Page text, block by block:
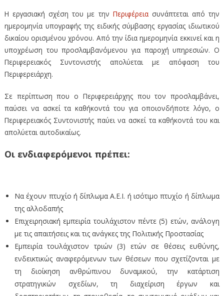
Η εργασιακή σχέση του με την Περιφέρειασυνάπτεται από την
ημερομηνία υπογραφής της ειδικής σύμβασης εργασίας ιδιωτικού
δικαίου ορισμένου χρόνου. Από την ίδια ημερομηνία εκκινεί και η
υποχρέωση του προσλαμβανόμενου για παροχή υπηρεσιών. Ο
Περιφερειακός Συντονιστής απολύεται με απόφαση του
Περιφερειάρχη.
Σε περίπτωση που ο Περιφερειάρχης που τον προσλαμβάνει,
παύσει να ασκεί τα καθήκοντά του για οποιονδήποτε λόγο, ο
Περιφερειακός Συντονιστής παύει να ασκεί τα καθήκοντά του και
απολύεται αυτοδικαίως.
Οι ενδιαφερόμενοι πρέπει:
Να έχουν πτυχίο ή δίπλωμα Α.Ε.Ι. ή ισότιμο πτυχίο ή δίπλωμα
της αλλοδαπής
Επιχειρησιακή εμπειρία τουλάχιστον πέντε (5) ετών, ανάλογη
με τις απαιτήσεις και τις ανάγκες της Πολιτικής Προστασίας
Εμπειρία τουλάχιστον τριών (3) ετών σε θέσεις ευθύνης,
ενδεικτικώς αναφερόμενων των θέσεων που σχετίζονται με
τη διοίκηση ανθρώπινου δυναμικού, την κατάρτιση
στρατηγικών σχεδίων, τη διαχείριση έργων και